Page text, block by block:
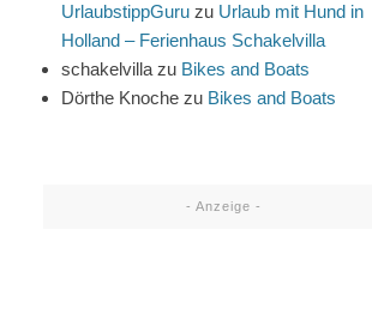
UrlaubstippGuru zu Urlaub mit Hund in
Holland – Ferienhaus Schakelvilla
schakelvilla zu Bikes and Boats
Dörthe Knoche zu Bikes and Boats
- Anzeige -